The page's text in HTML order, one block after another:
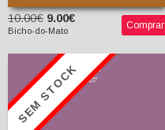
10.00€ 9.00€
Bicho-do-Mato Comprar
SEM STOCK
Três Mulheres Altas